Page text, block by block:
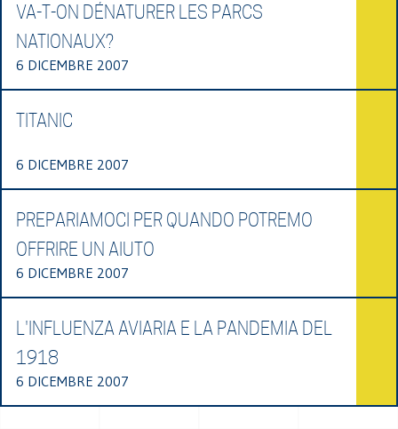
VA-T-ON DÉNATURER LES PARCS
NATIONAUX?
6 DICEMBRE 2007
TITANIC
6 DICEMBRE 2007
PREPARIAMOCI PER QUANDO POTREMO
OFFRIRE UN AIUTO
6 DICEMBRE 2007
L'INFLUENZA AVIARIA E LA PANDEMIA DEL
1918
6 DICEMBRE 2007